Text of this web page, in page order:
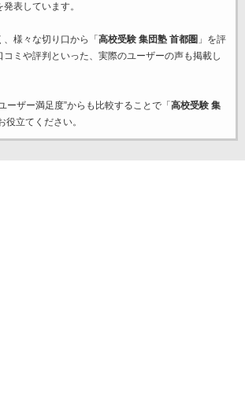
発表しています。
様々な切り口から「 高校受験 集団塾 首都圏 」を評
ミや評判といった、実際のユーザーの声も掲載し
ーザー満足度”からも比較することで「 高校受験 集
役立てください。